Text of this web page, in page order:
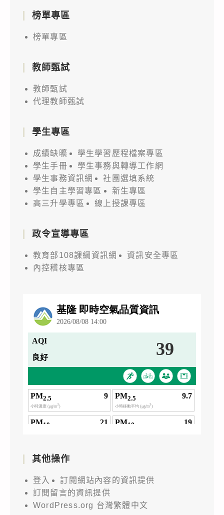
榜單專區
榜單專區
教師甄試
教師甄試
代理教師甄試
學生專區
成績缺曠
學生學習歷程檔案專區
學生手冊
學生事務與轉導工作網
學生事務資訊網
社團選填系統
學生自主學習專區
新生專區
高三升學專區
線上授課專區
政令宣導專區
教育部108課綱資訊網
資訊安全專區
內控稽核專區
其他操作
登入
訂閱網站內容的資訊提供
訂閱留言的資訊提供
WordPress.org 台灣繁體中文